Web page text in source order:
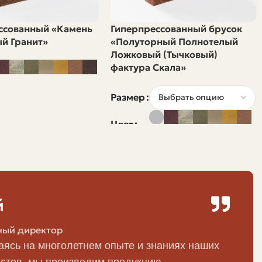
с практическими плюсами и минусами.
«Камень
Гранит»
Гиперпрессованный брусок
«Полуторный Полнотелый
Ложковый (Тычковый)
фактура Скала»
Размер
Цвет
директор
на многолетнем опыте и знаниях наших